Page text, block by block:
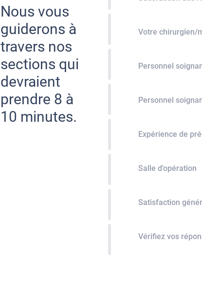
Nous vous
guiderons à
travers nos
sections qui
devraient
prendre 8 à
10 minutes.
Votre chirurgien/
Personnel
Personnel
Expérience de
Salle d'opération
Satisfaction
Vérifiez vos